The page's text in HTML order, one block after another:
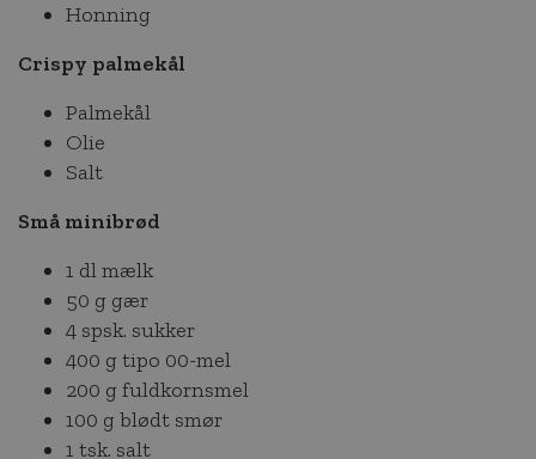
Honning
Crispy palmekål
Palmekål
Olie
Salt
Små minibrød
1 dl mælk
50 g gær
4 spsk. sukker
400 g tipo 00-mel
200 g fuldkornsmel
100 g blødt smør
1 tsk. salt